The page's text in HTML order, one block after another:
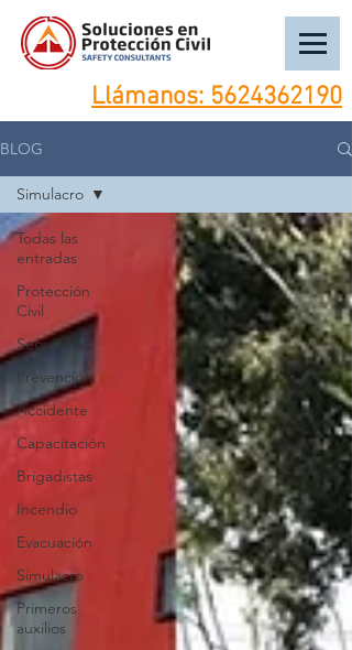
Llámanos: 5624362190
BLOG
Todas las
entradas
Protección
Civil
Seguridad
Prevención
Accidente
Capacitación
Brigadistas
Incendio
Evacuación
Simulacro
Primeros
auxilios
Simulacro